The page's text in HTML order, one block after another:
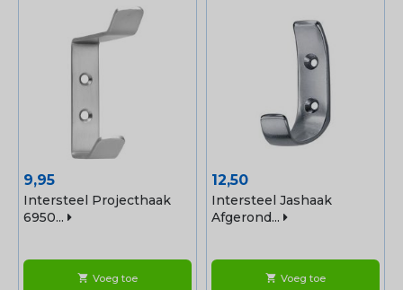
Prijs
9,95
Intersteel Projecthaak
6950...
shopping_cart Voeg toe
Prijs
12,50
Intersteel Jashaak
Afgerond...
shopping_cart Voeg toe